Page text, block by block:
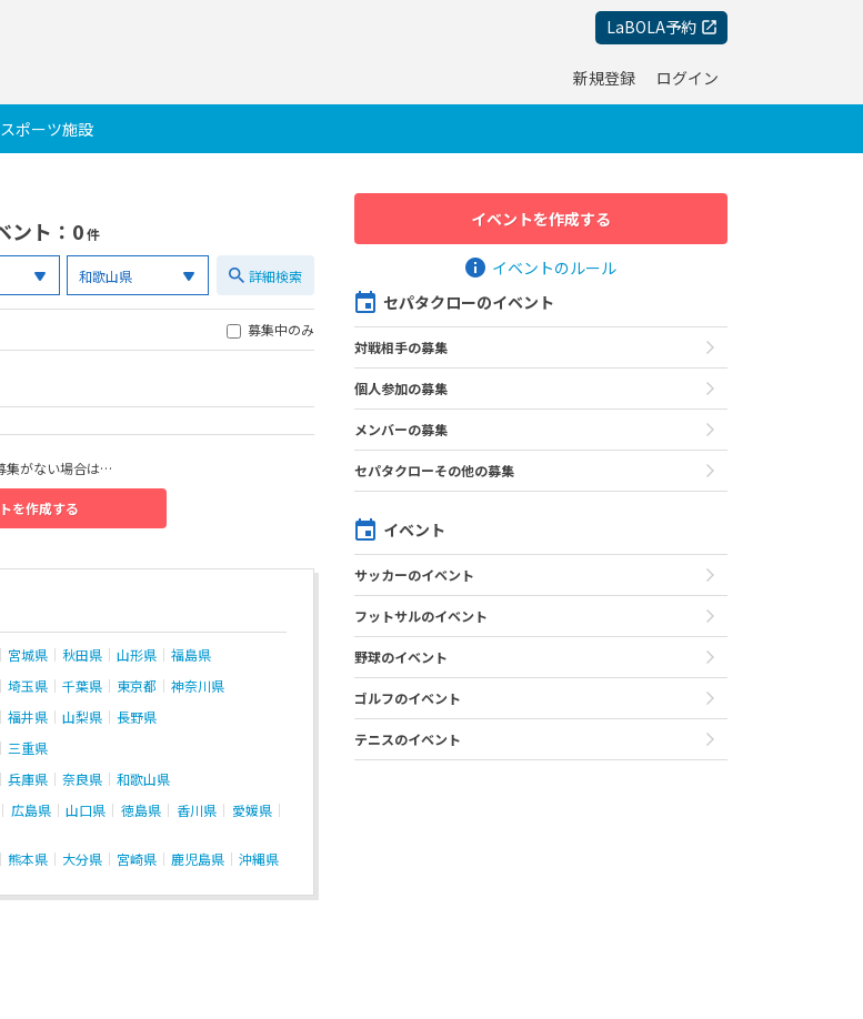
LaBOLA予約
新規登録 ログイン
スポーツ施設
ント ：0件
詳細検索
募集中のみ
集がない場合は…
を作成する
宮城県 秋田県 山形県
福島県
埼玉県 千葉県 東京都
神奈川県
福井県 山梨県
長野県
三重県
兵庫県 奈良県
和歌山県
広島県 山口県 徳島県 香川県
愛媛県
熊本県 大分県 宮崎県 鹿児島県 沖縄県
イベントを作成する
イベントのルール
セパタクローのイベント
対戦相手の募集
個人参加の募集
メンバーの募集
セパタクローその他の募集
イベント
サッカーのイベント
フットサルのイベント
野球のイベント
ゴルフのイベント
テニスのイベント